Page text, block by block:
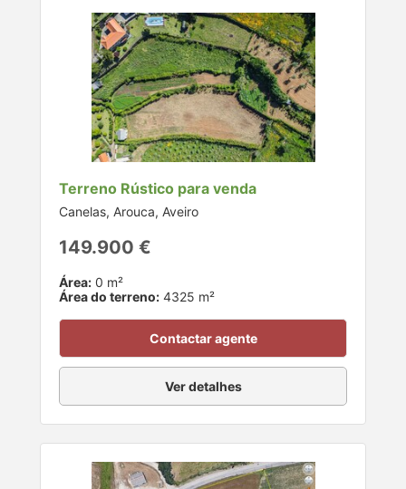
Terreno Rústico para venda
Canelas, Arouca, Aveiro
149.900 €
Área: 0 m²
Área do terreno: 4325 m²
Contactar agente
Ver detalhes